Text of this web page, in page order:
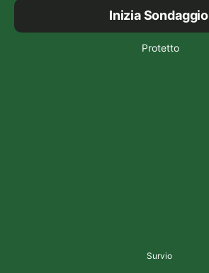
Inizia Sondaggio
Protetto
Survio